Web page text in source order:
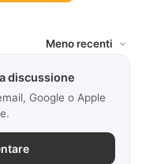
discussione
Google o Apple